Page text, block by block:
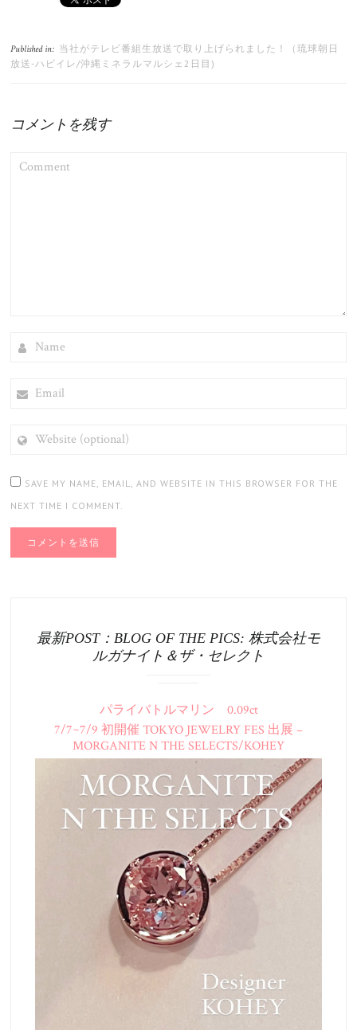
Published in: 当社がテレビ番組生放送で取り上げられました！（琉球朝日
放送-ハピイレ/沖縄ミネラルマルシェ2日目)
コメントを残す
(OPTIONAL)
SAVE MY NAME, EMAIL, AND WEBSITE IN THIS BROWSER FOR THE
NEXT TIME I COMMENT.
最新POST：BLOG OF THE PICS: 株式会社モ
ルガナイト＆ザ・セレクト
パライバトルマリン 0.09ct
7/7~7/9 初開催 TOKYO JEWELRY FES 出展 –
MORGANITE N THE SELECTS/KOHEY